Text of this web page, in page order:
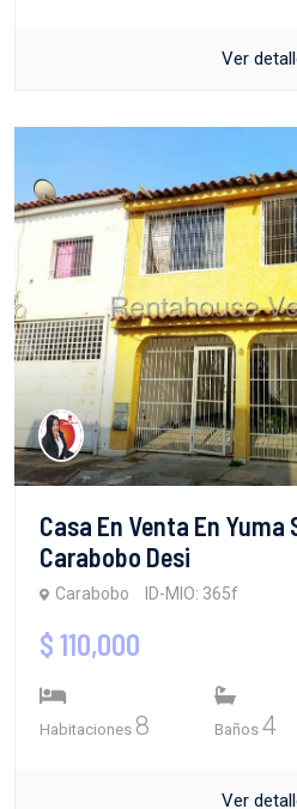
Ver
Casa En Venta En Yuma
Carabobo Desi
Carabobo ID-MIO: 365f
$ 110,000
Habitaciones 8 Baños 4
Ver